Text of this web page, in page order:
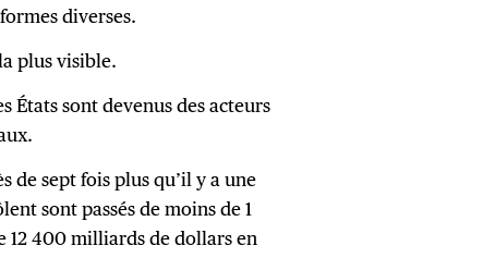
diverses.
plus visible.
États sont devenus des acteurs
de sept fois plus qu’il y a une
sont passés de moins de 1
400 milliards de dollars en